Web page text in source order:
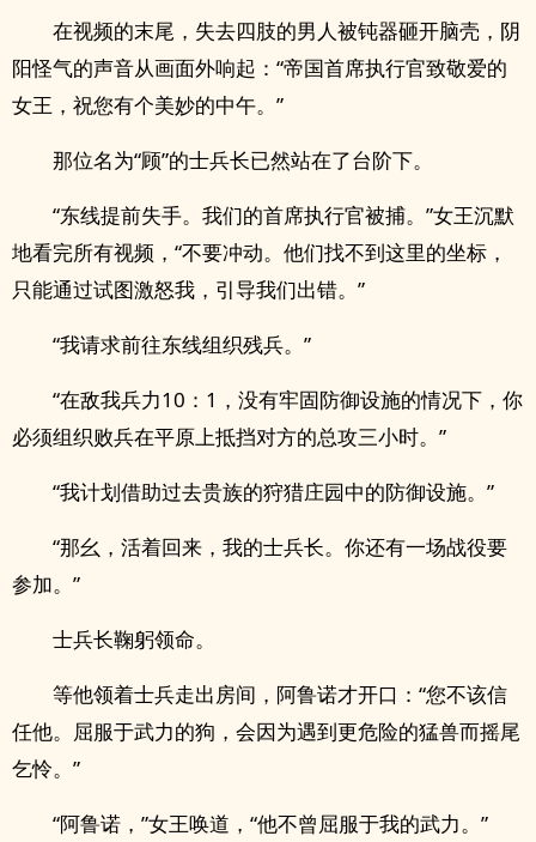
在视频的末尾，失去四肢的男人被钝器砸开脑壳，阴
阳怪气的声音从画面外响起：“帝国首席执行官致敬爱的
女王，祝您有个美妙的中午。”
那位名为“顾”的士兵长已然站在了台阶下。
“东线提前失手。我们的首席执行官被捕。”女王沉默
地看完所有视频，“不要冲动。他们找不到这里的坐标，
只能通过试图激怒我，引导我们出错。”
“我请求前往东线组织残兵。”
“在敌我兵力10：1，没有牢固防御设施的情况下，你
必须组织败兵在平原上抵挡对方的总攻三小时。”
“我计划借助过去贵族的狩猎庄园中的防御设施。”
“那幺，活着回来，我的士兵长。你还有一场战役要
参加。”
士兵长鞠躬领命。
等他领着士兵走出房间，阿鲁诺才开口：“您不该信
任他。屈服于武力的狗，会因为遇到更危险的猛兽而摇尾
乞怜。”
“阿鲁诺，”女王唤道，“他不曾屈服于我的武力。”